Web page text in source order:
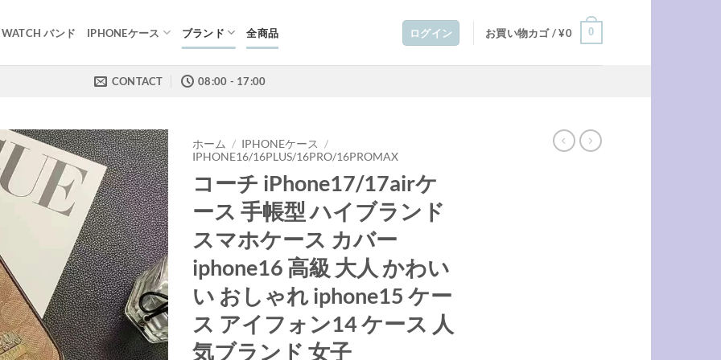
WATCH バンド IPHONEケース ブランド 全商品 ログイン お買い物カゴ /¥0 0
CONTACT 08:00 - 17:00
ホーム / IPHONEケース
/
IPHONE16/16PLUS/16PRO/16PROMAX
コーチ iPhone17/17airケ
ース 手帳型 ハイブランド
スマホケース カバー
iphone16 高級 大人 かわい
い おしゃれ iphone15 ケー
ス アイフォン14 ケース 人
気ブランド 女子